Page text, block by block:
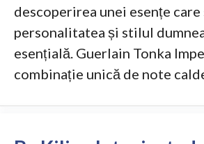
descoperirea unei esențe care
personalitatea și stilul
esențială. Guerlain Tonka
combinație unică de note